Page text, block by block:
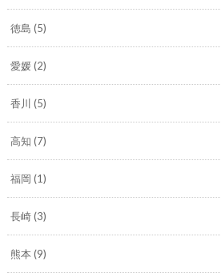
徳島 (5)
愛媛(2)
香川 (5)
高知 (7)
福岡 (1)
長崎(3)
熊本 (9)